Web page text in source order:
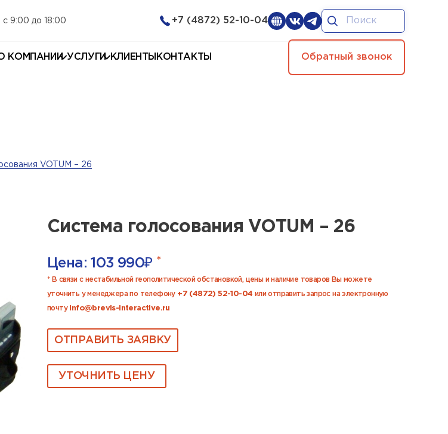
с 9:00 до 18:00 +7 (4872) 52-10-04
КОМПАНИИ УСЛУГИ КЛИЕНТЫ КОНТАКТЫ Обратный звонок
VOTUM – 26
Система голосования VOTUM – 26
Цена:103 990₽ *
* В связи с нестабильной геополитической обстановкой, цены и наличие товаров Вы можете
уточнить у менеджера по телефону +7 (4872) 52-10-04 или отправить запрос на электронную
почту info@brevis-interactive.ru
ОТПРАВИТЬ ЗАЯВКУ
УТОЧНИТЬ ЦЕНУ